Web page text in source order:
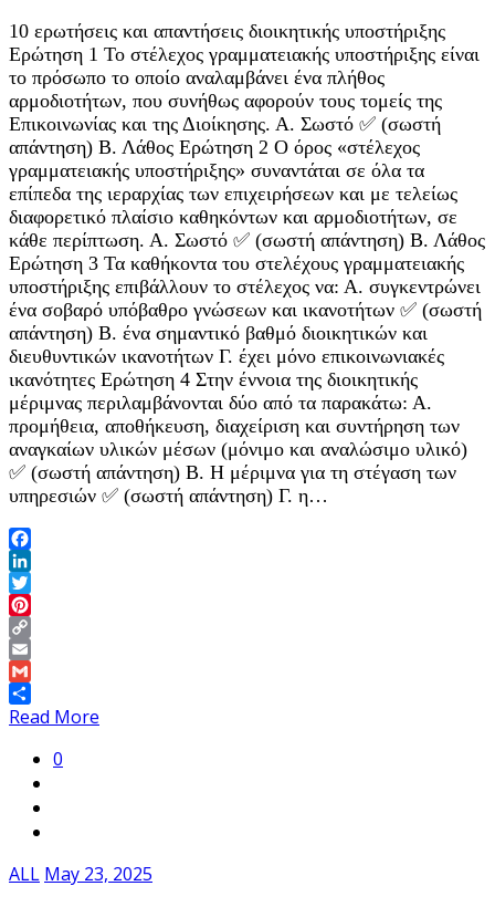
10 ερωτήσεις και απαντήσεις διοικητικής υποστήριξης
Ερώτηση 1 Το στέλεχος γραμματειακής υποστήριξης είναι
το πρόσωπο το οποίο αναλαμβάνει ένα πλήθος
αρμοδιοτήτων, που συνήθως αφορούν τους τομείς της
Επικοινωνίας και της Διοίκησης. Α. Σωστό ✅ (σωστή
απάντηση) Β. Λάθος Ερώτηση 2 Ο όρος «στέλεχος
γραμματειακής υποστήριξης» συναντάται σε όλα τα
επίπεδα της ιεραρχίας των επιχειρήσεων και με τελείως
διαφορετικό πλαίσιο καθηκόντων και αρμοδιοτήτων, σε
κάθε περίπτωση. Α. Σωστό ✅ (σωστή απάντηση) Β. Λάθος
Ερώτηση 3 Τα καθήκοντα του στελέχους γραμματειακής
υποστήριξης επιβάλλουν το στέλεχος να: Α. συγκεντρώνει
ένα σοβαρό υπόβαθρο γνώσεων και ικανοτήτων ✅ (σωστή
απάντηση) Β. ένα σημαντικό βαθμό διοικητικών και
διευθυντικών ικανοτήτων Γ. έχει μόνο επικοινωνιακές
ικανότητες Ερώτηση 4 Στην έννοια της διοικητικής
μέριμνας περιλαμβάνονται δύο από τα παρακάτω: Α.
προμήθεια, αποθήκευση, διαχείριση και συντήρηση των
αναγκαίων υλικών μέσων (μόνιμο και αναλώσιμο υλικό)
✅ (σωστή απάντηση) Β. Η μέριμνα για τη στέγαση των
υπηρεσιών ✅ (σωστή απάντηση) Γ. η…
Facebook
LinkedIn
Twitter
Pinterest
Copy
Link
Email
Gmail
Share
Read More
0
ALL May 23, 2025